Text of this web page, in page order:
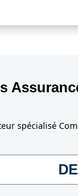
spécialisé